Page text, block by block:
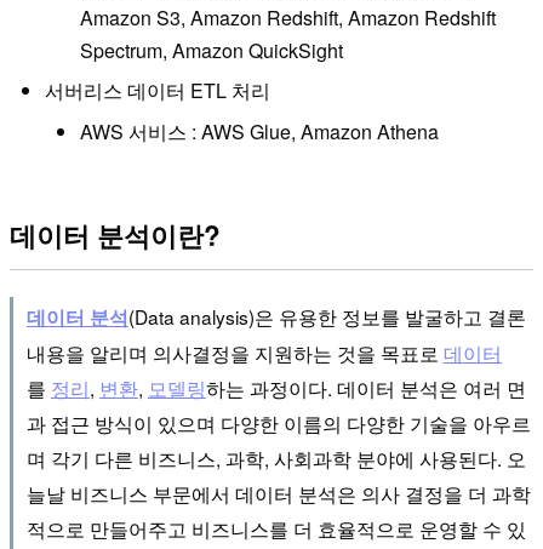
Amazon S3, Amazon Redshift, Amazon Redshift
Spectrum, Amazon QuickSight
서버리스 데이터 ETL 처리
AWS 서비스 : AWS Glue, Amazon Athena
데이터 분석이란?
데이터 분석(Data analysis)은 유용한 정보를 발굴하고 결론
내용을 알리며 의사결정을 지원하는 것을 목표로 데이터
를 정리, 변환, 모델링하는 과정이다. 데이터 분석은 여러 면
과 접근 방식이 있으며 다양한 이름의 다양한 기술을 아우르
며 각기 다른 비즈니스, 과학, 사회과학 분야에 사용된다. 오
늘날 비즈니스 부문에서 데이터 분석은 의사 결정을 더 과학
적으로 만들어주고 비즈니스를 더 효율적으로 운영할 수 있